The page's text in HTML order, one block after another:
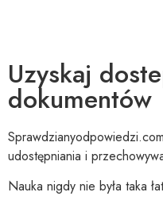
Uzyskaj
dokumentów
udostępniania i
Nauka nigdy nie była taka